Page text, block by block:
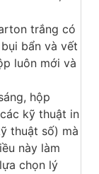
trắng có
bẩn và vết
luôn mới và
hộp
kỹ thuật in
thuật số) mà
này làm
chọn lý